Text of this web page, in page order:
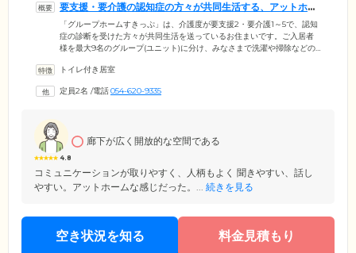
要支援・要介護の認知症の方々が共同生活する、アットホー
ムなお住まいです
「グループホームすきっぷ」は、介護度が要支援2・要介護1～5で、認知
症の診断を受けた方々が共同生活を送っているお住まいです。ご入居者
様を最大9名のグループ(ユニット)に分け、みなさまで洗濯や掃除などの
ています。当施設の居室はプライバシーに配慮した完全個室。ご自宅で
境をお作りいただけます。また、当施設は焼津市にお住まいの方を優先
トイレ付き居室
定員2名 /電話054-620-9335
4.8
廊下が広く開放的な空間である
コミュニケーションが取りやすく、人柄もよく 聞きやすい、話し
やすい。アットホームな感じだった。... 続きを見る
空き状況を知る 料金見積もり